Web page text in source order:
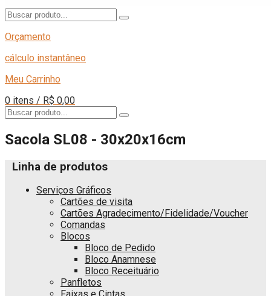
Orçamento
cálculo instantâneo
Meu Carrinho
0 itens / R$ 0,00
Sacola SL08 - 30x20x16cm
Linha de produtos
Serviços Gráficos
Cartões de visita
Cartões Agradecimento/Fidelidade/Voucher
Comandas
Blocos
Bloco de Pedido
Bloco Anamnese
Bloco Receituário
Panfletos